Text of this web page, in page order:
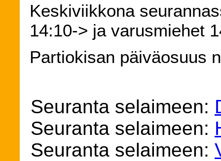
Keskiviikkona
14:10-> ja varusmiehet
Partiokisan päiväosuus
Seuranta selaimeen:
Seuranta selaimeen:
Seuranta selaimeen: